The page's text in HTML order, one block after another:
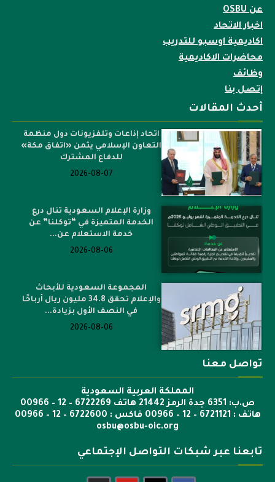
عن OSBU
اخبار الاتحاد
اكاديمية اوسبو للتدريب
محاضرات الاكاديمية
وظائف
إتصل بنا
أحدث المقالات
اتحاد إذاعات وتلفزيونات دول منظمة
التعاون الإسلامي يثمن «اتفاق مكة»
للدفاع المشترك
2026-08-07
وزارة الإعلام السعودية تنال درع
الخدمة المتميزة في “توكلنا” عن
خدمة الاستعلام عن...
2026-08-06
المجموعة السعودية للأبحاث
والإعلام تحقق 34.8 مليون ريال أرباحًا
في النصف الأول بزيادة...
2026-08-06
تواصل معنا
المملكة العربية السعودية
ص.ب: 6351 جدة الرمز 21442 هاتف 6722269 – 12 – 00966
هاتف : 6721121 – 12 – 00966 فاكس : 6722600 – 12 – 00966
osbu@osbu-oic.org
تابعنا عبر شبكات التواصل الإجتماعي